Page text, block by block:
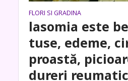
FLORI SI GRADINA
lasomia este
tuse, edeme,
proastă,
dureri